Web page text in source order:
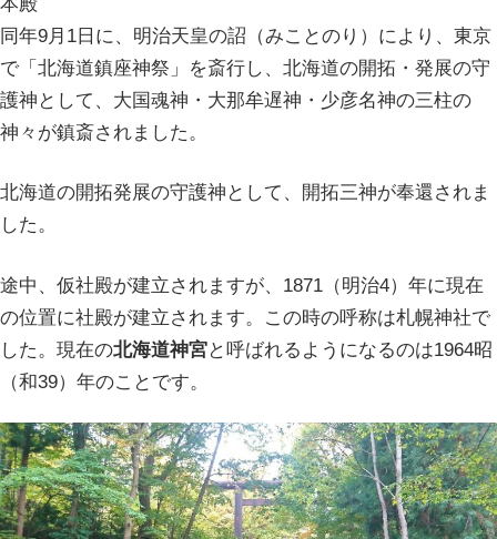
同年9月1日に、明治天皇の詔（みことのり）により、東京
で「北海道鎮座神祭」を斎行し、北海道の開拓・発展の守
護神として、大国魂神・大那牟遅神・少彦名神の三柱の
神々が鎮斎されました。
北海道の開拓発展の守護神として、開拓三神が奉還されま
した。
途中、仮社殿が建立されますが、1871（明治4）年に現在
の位置に社殿が建立されます。この時の呼称は札幌神社で
した。現在の北海道神宮と呼ばれるようになるのは1964昭
（和39）年のことです。